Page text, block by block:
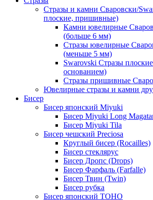
Стразы и камни Сваровски/
плоские, пришивные)
Камни ювелирные
(больше 6 мм)
Стразы ювелирные
(меньше 5 мм)
Swarovski Стразы
основанием)
Стразы пришивные
Ювелирные стразы и камни
Бисер
Бисер японский Miyuki
Бисер Miyuki Long
Бисер Miyuki Tila
Бисер чешский Preciosa
Круглый бисер (Rocailles)
Бисер стеклярус
Бисер Дропс (Drops)
Бисер Фарфаль (Farfalle)
Бисер Твин (Twin)
Бисер рубка
Бисер японский TOHO